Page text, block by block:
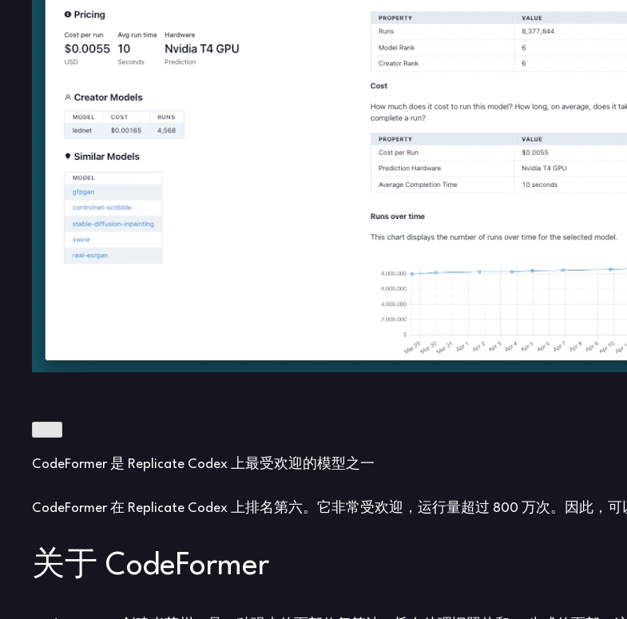
CodeFormer 是 Replicate Codex 上最受欢迎的模型之一
CodeFormer 在 Replicate Codex 上排名第六。它非常受欢迎，运行量超过 800 万次。因此
关于 CodeFormer